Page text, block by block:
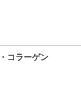
コラーゲン